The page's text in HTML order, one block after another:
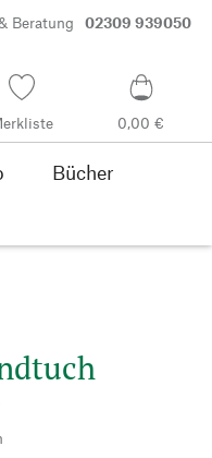
Beratung 02309 939050
0,00 €
Bücher